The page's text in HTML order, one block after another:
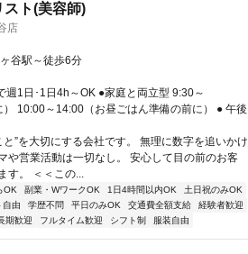
ト(美容師)
店
谷駅～徒歩6分
1日･1日4h～OK ●家庭と両立型 9:30～
10:00～14:00（お昼ごはん準備の前に） ● 午後
”を大切にする会社です。 無理に数字を追いかけ
や営業活動は一切なし。 安心して目の前のお客
す。 ＜＜この...
OK 副業・WワークOK 1日4時間以内OK
土日祝のみOK
自由 学歴不問 平日のみOK 交通費全額支給
経験者歓迎
期歓迎 フルタイム歓迎 シフト制 服装自由